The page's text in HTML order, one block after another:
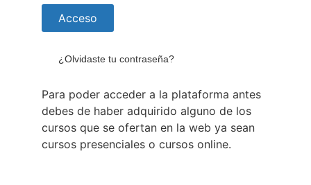
Acceso
¿Olvidaste tu contraseña?
Para poder acceder a la plataforma antes
debes de haber adquirido alguno de los
cursos que se ofertan en la web ya sean
cursos presenciales o cursos online.